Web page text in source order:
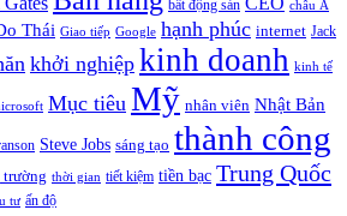
bất động sản châu Á
Thái Giao tiếp Google hạnh phúc internet Jack
khởi nghiệp kinh doanh kinh tế
Mục tiêu Mỹ nhân viên Nhật Bản
Steve Jobs sáng tạo thành công
thời gian tiết kiệm tiền bạc Trung Quốc
tư ấn độ